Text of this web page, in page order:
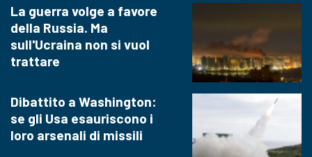
La guerra volge a favore
della Russia. Ma
sull'Ucraina non si vuol
trattare
Dibattito a Washington:
se gli Usa esauriscono i
loro arsenali di missili